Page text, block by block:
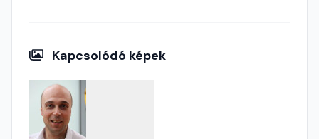
Kapcsolódó képek